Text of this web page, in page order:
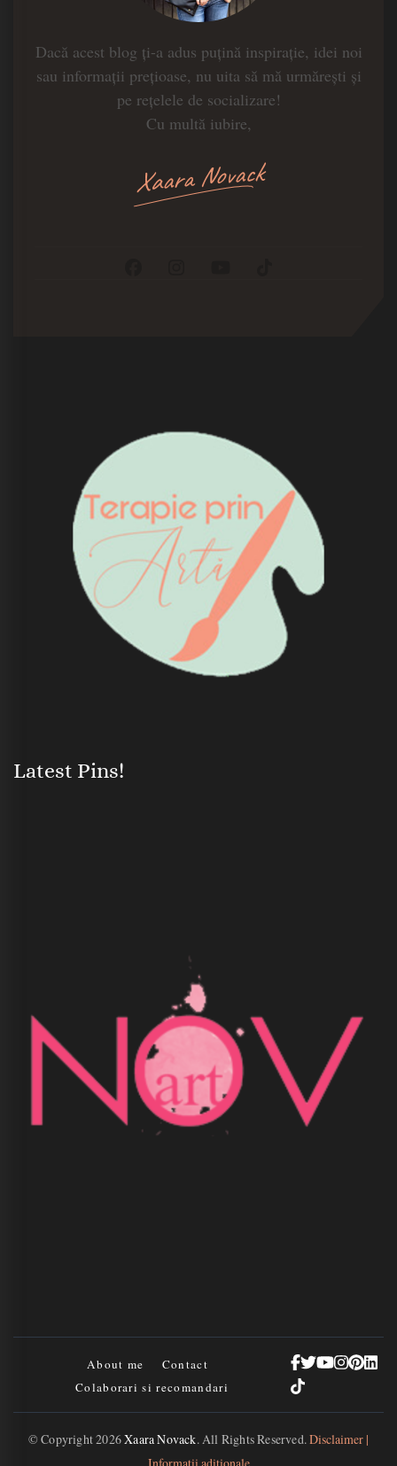
Dacă acest blog ți-a adus puțină inspirație, idei noi
sau informații prețioase, nu uita să mă urmărești și
pe rețelele de socializare!
Cu multă iubire,
Xaara Novack
Latest Pins!
About me
Contact
Colaborari si recomandari
© Copyright 2026Xaara Novack. All Rights Reserved.Disclaimer |
Informații adiționale